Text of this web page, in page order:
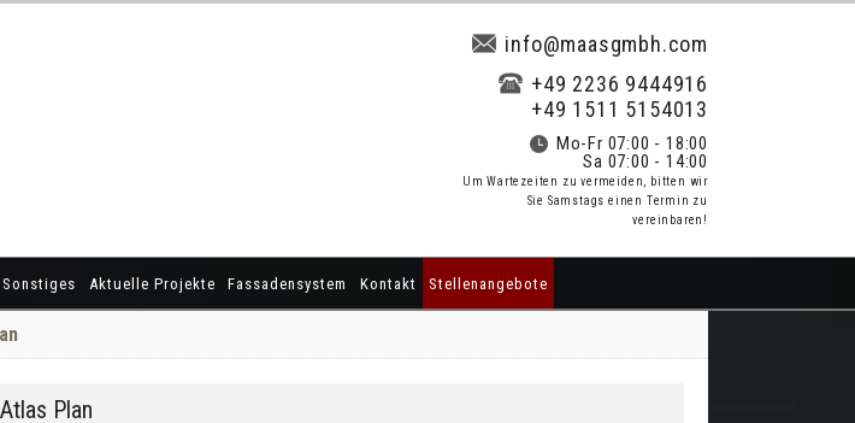
info@maasgmbh.com
+49 2236 9444916
+49 1511 5154013
Mo-Fr 07:00 - 18:00
Sa 07:00 - 14:00
Um Wartezeiten zu vermeiden, bitten wir
Sie Samstags einen Termin zu
vereinbaren!
Sonstiges Aktuelle Projekte Fassadensystem Kontakt Stellenangebote
Plan